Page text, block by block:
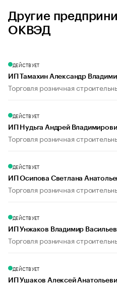
Другие
ОКВЭД
ДЕЙСТВУЕТ
ИП Тамахин Александр
Торговля розничная
ДЕЙСТВУЕТ
ИП Нудьга Андрей
Торговля розничная
ДЕЙСТВУЕТ
ИП Осипова Светлана
Торговля розничная
ДЕЙСТВУЕТ
ИП Унжаков Владимир
Торговля розничная
ДЕЙСТВУЕТ
ИП Ушаков Алексей